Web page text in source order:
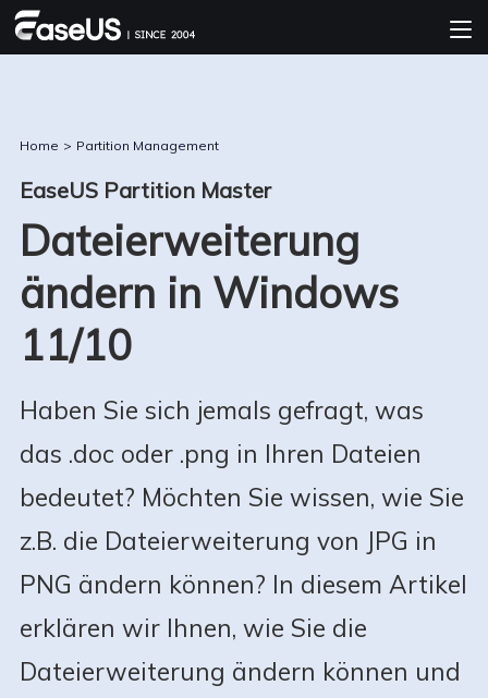
Home > Partition Management
EaseUS Partition Master
Dateierweiterung
ändern in Windows
11/10
Haben Sie sich jemals gefragt, was
das .doc oder .png in Ihren Dateien
bedeutet? Möchten Sie wissen, wie Sie
z.B. die Dateierweiterung von JPG in
PNG ändern können? In diesem Artikel
erklären wir Ihnen, wie Sie die
Dateierweiterung ändern können und